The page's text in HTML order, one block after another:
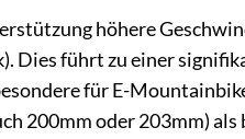
höhere
Dies führt zu einer
für E-
200mm oder 203mm)